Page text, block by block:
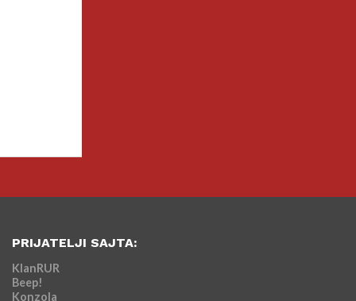
PRIJATELJI SAJTA:
KlanRUR
Beep!
Konzola